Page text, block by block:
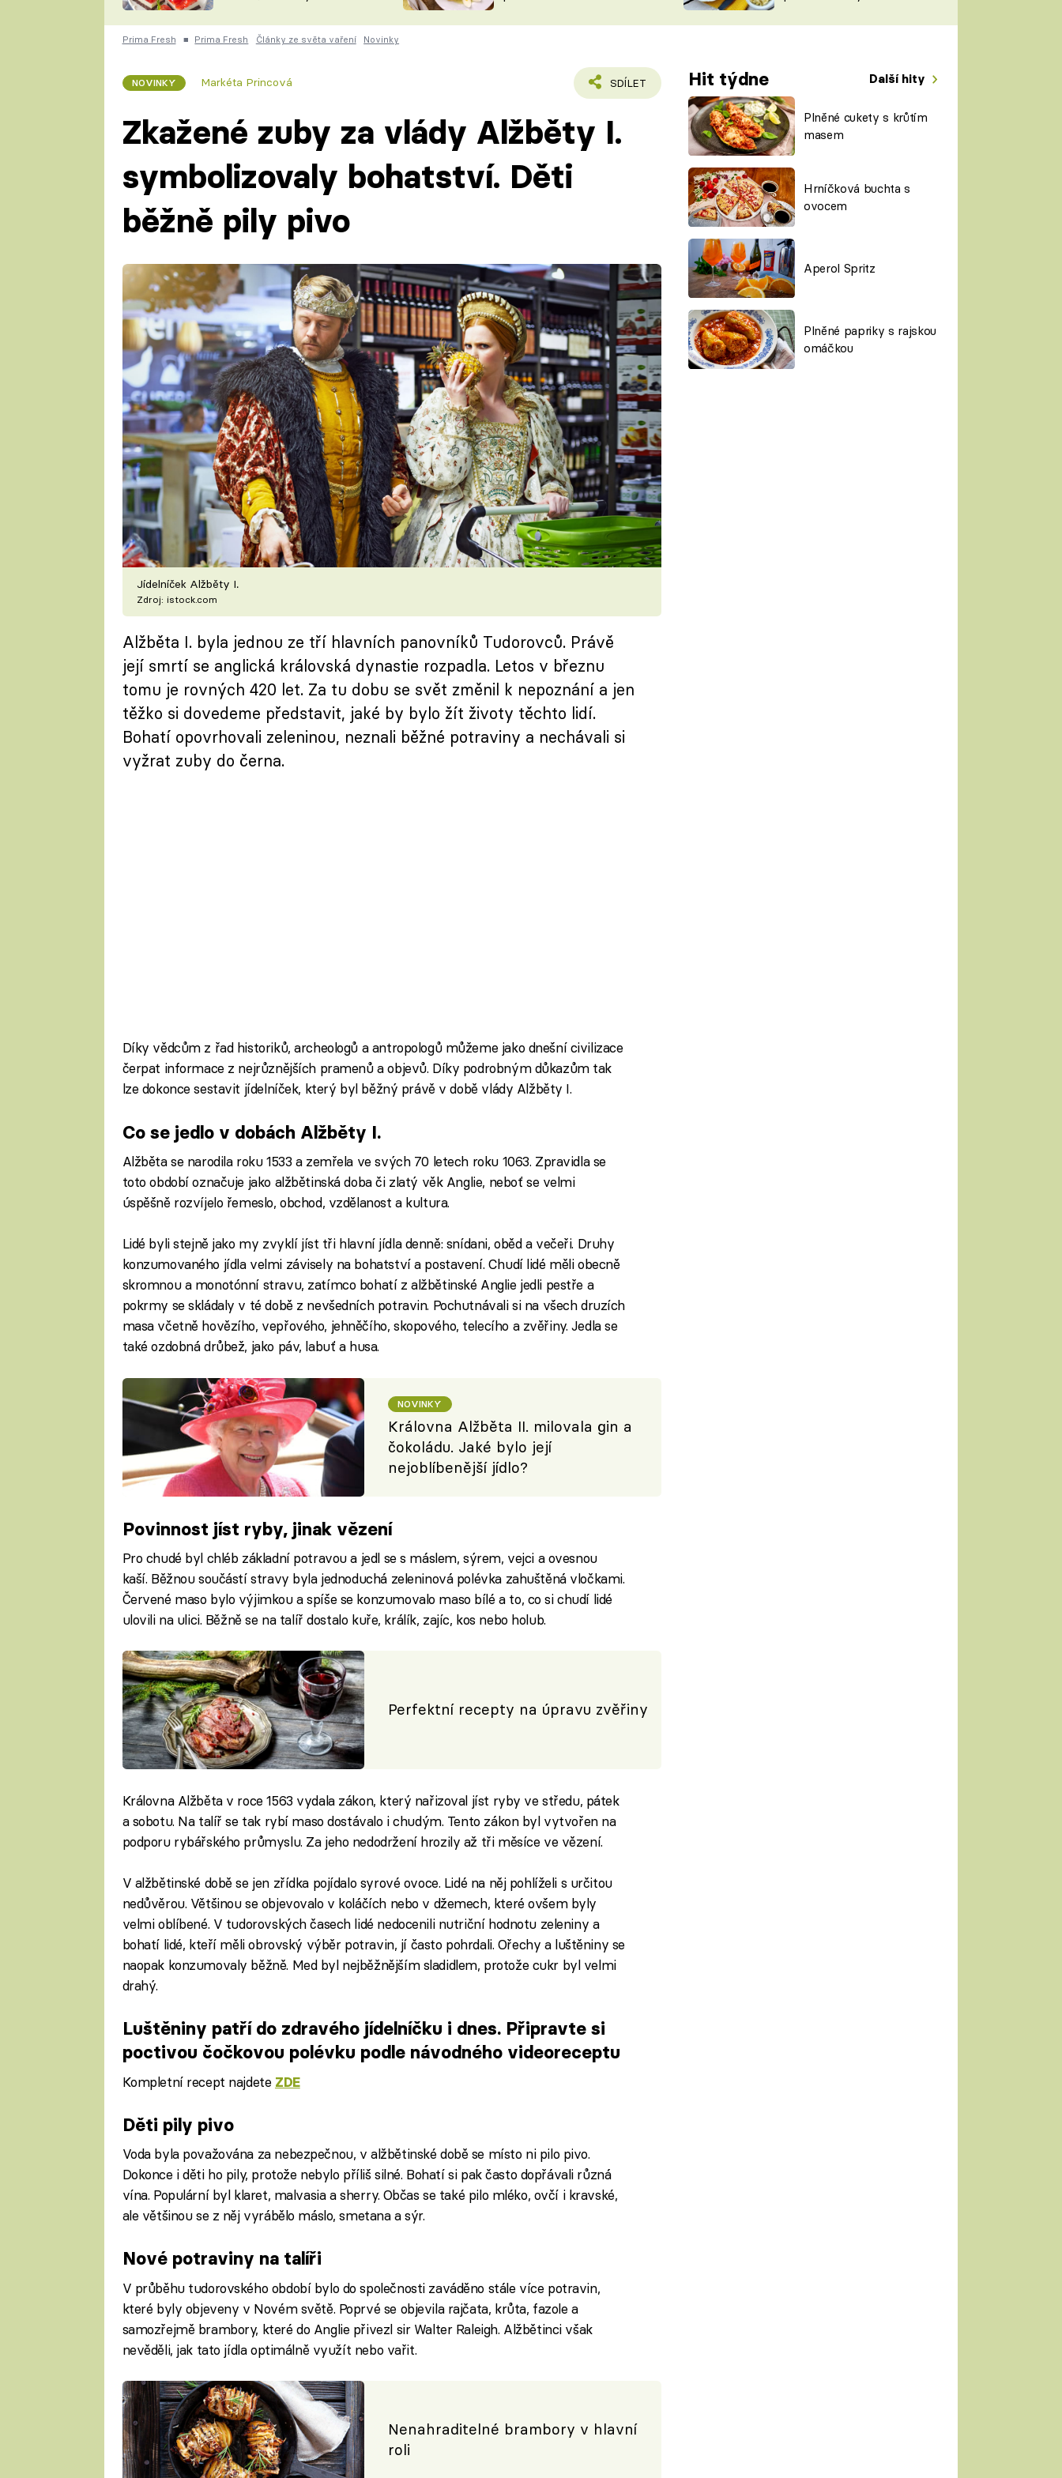
ČESKO NA TALÍŘI
KUCHAŘKA
VYCHYTÁVKY
ŠÉFREDAKTORKY
ČASOPIS
Prima Fresh ■ Prima Fresh Články ze světa vaření Novinky
NOVINKY Markéta Princová SDÍLET Hit týdne Další hity
Plněné cukety s krůtím
masem
Hrníčková buchta s
ovocem
Aperol Spritz
Plněné papriky s rajskou
omáčkou
Zkažené zuby za vlády Alžběty I.
symbolizovaly bohatství. Děti
běžně pily pivo
Jídelníček Alžběty I.
Zdroj: istock.com
Alžběta I. byla jednou ze tří hlavních panovníků Tudorovců. Právě
její smrtí se anglická královská dynastie rozpadla. Letos v březnu
tomu je rovných 420 let. Za tu dobu se svět změnil k nepoznání a jen
těžko si dovedeme představit, jaké by bylo žít životy těchto lidí.
Bohatí opovrhovali zeleninou, neznali běžné potraviny a nechávali si
vyžrat zuby do černa.
Díky vědcům z řad historiků, archeologů a antropologů můžeme jako dnešní civilizace
čerpat informace z nejrůznějších pramenů a objevů. Díky podrobným důkazům tak
lze dokonce sestavit jídelníček, který byl běžný právě v době vlády Alžběty I.
Co se jedlo v dobách Alžběty I.
Alžběta se narodila roku 1533 a zemřela ve svých 70 letech roku 1063. Zpravidla se
toto období označuje jako alžbětinská doba či zlatý věk Anglie, neboť se velmi
úspěšně rozvíjelo řemeslo, obchod, vzdělanost a kultura.
Lidé byli stejně jako my zvyklí jíst tři hlavní jídla denně: snídani, oběd a večeři. Druhy
konzumovaného jídla velmi závisely na bohatství a postavení. Chudí lidé měli obecně
skromnou a monotónní stravu, zatímco bohatí z alžbětinské Anglie jedli pestře a
pokrmy se skládaly v té době z nevšedních potravin. Pochutnávali si na všech druzích
masa včetně hovězího, vepřového, jehněčího, skopového, telecího a zvěřiny. Jedla se
také ozdobná drůbež, jako páv, labuť a husa.
NOVINKY
Královna Alžběta II. milovala gin a
čokoládu. Jaké bylo její
nejoblíbenější jídlo?
Povinnost jíst ryby, jinak vězení
Pro chudé byl chléb základní potravou a jedl se s máslem, sýrem, vejci a ovesnou
kaší. Běžnou součástí stravy byla jednoduchá zeleninová polévka zahuštěná vločkami.
Červené maso bylo výjimkou a spíše se konzumovalo maso bílé a to, co si chudí lidé
ulovili na ulici. Běžně se na talíř dostalo kuře, králík, zajíc, kos nebo holub.
Perfektní recepty na úpravu zvěřiny
Královna Alžběta v roce 1563 vydala zákon, který nařizoval jíst ryby ve středu, pátek
a sobotu. Na talíř se tak rybí maso dostávalo i chudým. Tento zákon byl vytvořen na
podporu rybářského průmyslu. Za jeho nedodržení hrozily až tři měsíce ve vězení.
V alžbětinské době se jen zřídka pojídalo syrové ovoce. Lidé na něj pohlíželi s určitou
nedůvěrou. Většinou se objevovalo v koláčích nebo v džemech, které ovšem byly
velmi oblíbené. V tudorovských časech lidé nedocenili nutriční hodnotu zeleniny a
bohatí lidé, kteří měli obrovský výběr potravin, jí často pohrdali. Ořechy a luštěniny se
naopak konzumovaly běžně. Med byl nejběžnějším sladidlem, protože cukr byl velmi
drahý.
Luštěniny patří do zdravého jídelníčku i dnes. Připravte si
poctivou čočkovou polévku podle návodného videoreceptu
Kompletní recept najdete ZDE
Děti pily pivo
Voda byla považována za nebezpečnou, v alžbětinské době se místo ni pilo pivo.
Dokonce i děti ho pily, protože nebylo příliš silné. Bohatí si pak často dopřávali různá
vína. Populární byl klaret, malvasia a sherry. Občas se také pilo mléko, ovčí i kravské,
ale většinou se z něj vyrábělo máslo, smetana a sýr.
Nové potraviny na talíři
V průběhu tudorovského období bylo do společnosti zaváděno stále více potravin,
které byly objeveny v Novém světě. Poprvé se objevila rajčata, krůta, fazole a
samozřejmě brambory, které do Anglie přivezl sir Walter Raleigh. Alžbětinci však
nevěděli, jak tato jídla optimálně využít nebo vařit.
Nenahraditelné brambory v hlavní
roli